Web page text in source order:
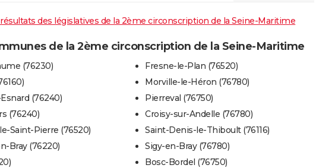
des législatives de la 2ème circonscription de la Seine-Maritime
de la 2ème circonscription de la Seine-Maritime
(76230)
(76240)
(76240)
Saint-Pierre (76520)
Bray (76220)
Fresne-le-Plan (76520)
Morville-le-Héron (76780)
Pierreval (76750)
Croisy-sur-Andelle (76780)
Saint-Denis-le-Thiboult (76116)
Sigy-en-Bray (76780)
Bosc-Bordel (76750)